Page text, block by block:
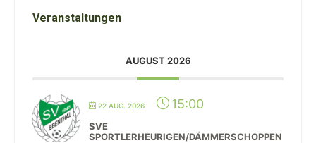
Veranstaltungen
AUGUST 2026
22 AUG. 2026 15:00
SVE
SPORTLERHEURIGEN/DÄMMERSCHOPPEN